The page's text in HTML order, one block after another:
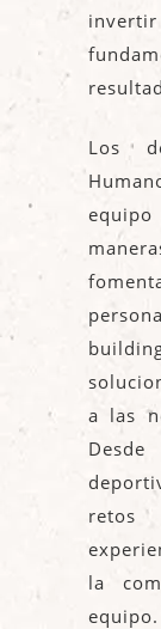
Los
a las
la